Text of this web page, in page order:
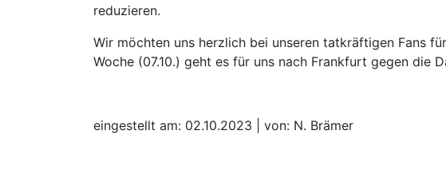
reduzieren.
Wir möchten uns herzlich bei unseren tatkräftigen Fans
Woche (07.10.) geht es für uns nach Frankfurt gegen die
eingestellt am: 02.10.2023 | von: N. Brämer